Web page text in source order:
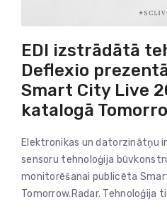
EDI izstrādātā
Deflexio
Smart City Live
katalogā
Elektronikas un datorzinātņu
sensoru tehnoloģija
monitorēšanai publicēta
Tomorrow.Radar. Tehnoloģija